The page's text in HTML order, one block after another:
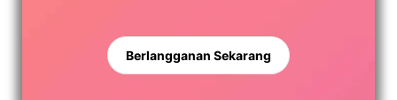
Berlangganan Sekarang